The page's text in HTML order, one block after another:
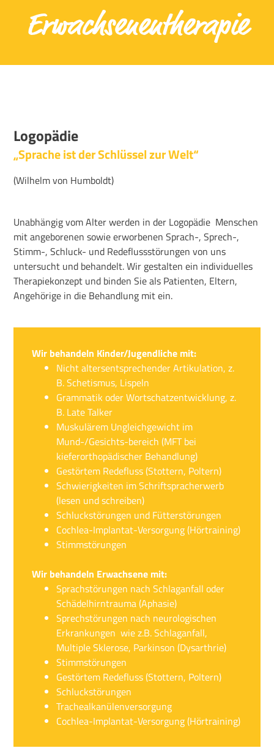
Erwachsenentherapie
Logopädie
„Sprache ist der Schlüssel zur Welt“
(Wilhelm von Humboldt)
Unabhängig vom Alter werden in der Logopädie Menschen
mit angeborenen sowie erworbenen Sprach-, Sprech-,
Stimm-, Schluck- und Redeflussstörungen von uns
untersucht und behandelt. Wir gestalten ein individuelles
Therapiekonzept und binden Sie als Patienten, Eltern,
Angehörige in die Behandlung mit ein.
Wir behandeln Kinder/Jugendliche mit:
Nicht altersentsprechender Artikulation, z.
B. Schetismus, Lispeln
Grammatik oder Wortschatzentwicklung, z.
B. Late Talker
Muskulärem Ungleichgewicht im
Mund-/Gesichts-bereich (MFT bei
kieferorthopädischer Behandlung)
Gestörtem Redefluss (Stottern, Poltern)
Schwierigkeiten im Schriftspracherwerb
(lesen und schreiben)
Schluckstörungen und Fütterstörungen
Cochlea-Implantat-Versorgung (Hörtraining)
Stimmstörungen
Wir behandeln Erwachsene mit:
Sprachstörungen nach Schlaganfall oder
Schädelhirntrauma (Aphasie)
Sprechstörungen nach neurologischen
Erkrankungen wie z.B. Schlaganfall,
Multiple Sklerose, Parkinson (Dysarthrie)
Stimmstörungen
Gestörtem Redefluss (Stottern, Poltern)
Schluckstörungen
Trachealkanülenversorgung
Cochlea-Implantat-Versorgung (Hörtraining)